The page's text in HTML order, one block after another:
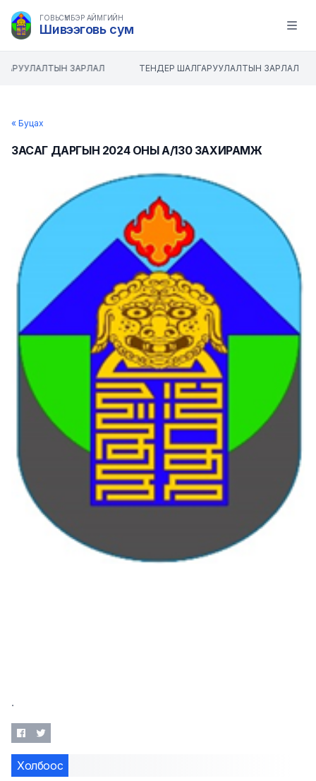
ГОВЬСҮМБЭР АЙМГИЙН
Шивээговь сум Open
ЗАРЛАЛ ТЕНДЕР ШАЛГАРУУЛАЛТЫН ЗАРЛАЛ
« Буцах
ЗАСАГ ДАРГЫН 2024 ОНЫ А/130 ЗАХИРАМЖ
.
Холбоос